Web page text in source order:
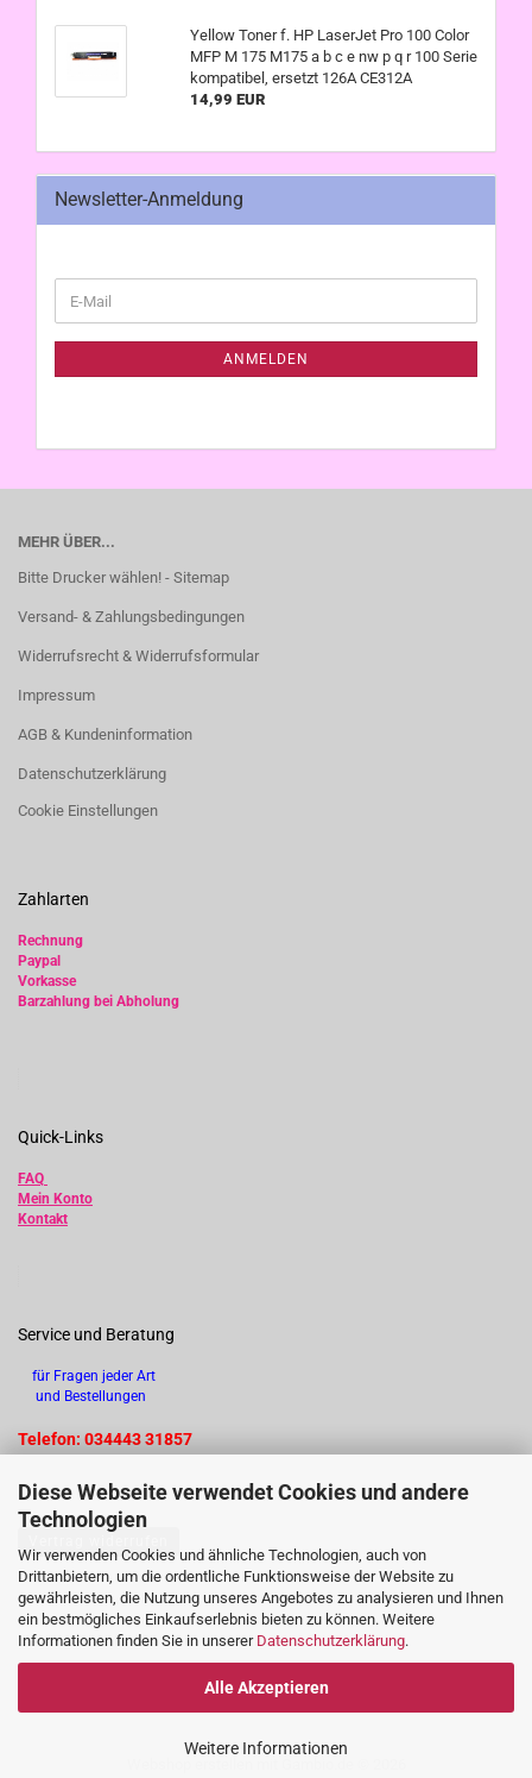
Diese Webseite verwendet Cookies und andere
Technologien
Wir verwenden Cookies und ähnliche Technologien, auch von
Drittanbietern, um die ordentliche Funktionsweise der Website zu
gewährleisten, die Nutzung unseres Angebotes zu analysieren und Ihnen
ein bestmögliches Einkaufserlebnis bieten zu können. Weitere
Informationen finden Sie in unserer Datenschutzerklärung.
Alle Akzeptieren
Weitere Informationen
Yellow Toner f. HP LaserJet Pro 100 Color
MFP M 175 M175 a b c e nw p q r 100 Serie
kompatibel, ersetzt 126A CE312A
14,99 EUR
Newsletter-Anmeldung
ZUR
E-
Mail
ANMELDEN
MEHR ÜBER...
Bitte Drucker wählen! - Sitemap
Versand- & Zahlungsbedingungen
Widerrufsrecht & Widerrufsformular
Impressum
AGB & Kundeninformation
Datenschutzerklärung
Cookie Einstellungen
Zahlarten
Rechnung
Paypal
Vorkasse
Barzahlung bei Abholung
Quick-Links
FAQ
Mein Konto
Kontakt
Service und Beratung
für Fragen jeder Art
und Bestellungen
Telefon: 034443 31857